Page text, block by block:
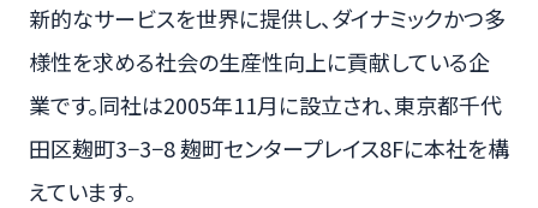
新的なサービスを世界に提供し、ダイナミックかつ多
様性を求める社会の生産性向上に貢献している企
業です。同社は2005年11月に設立され、東京都千代
田区麹町3−3−8 麹町センタープレイス8Fに本社を構
えています。